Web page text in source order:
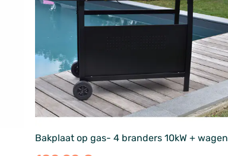
Bakplaat op gas- 4 branders 10kW + wagen